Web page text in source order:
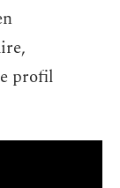
profil